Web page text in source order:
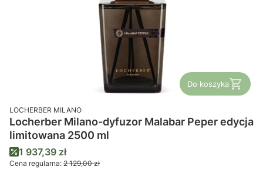
Do koszyka
PRODUCENT
LOCHERBER MILANO
Locherber Milano-dyfuzor Malabar Peper edycja
limitowana 2500 ml
Cena promocyjna
1 937,39 zł
Cena regularna: 2 129,00 zł